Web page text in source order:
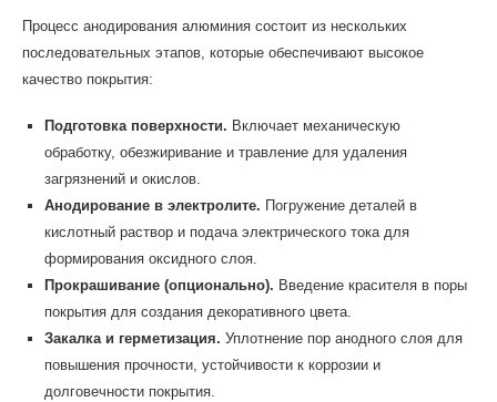
Процесс анодирования алюминия состоит из нескольких
последовательных этапов, которые обеспечивают высокое
качество покрытия:
Подготовка поверхности. Включает механическую
обработку, обезжиривание и травление для удаления
загрязнений и окислов.
Анодирование в электролите. Погружение деталей в
кислотный раствор и подача электрического тока для
формирования оксидного слоя.
Прокрашивание (опционально). Введение красителя в поры
покрытия для создания декоративного цвета.
Закалка и герметизация. Уплотнение пор анодного слоя для
повышения прочности, устойчивости к коррозии и
долговечности покрытия.